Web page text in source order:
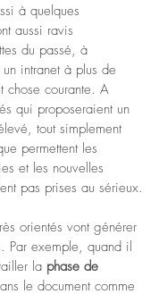
à quelques
aussi ravis
du passé, à
intranet à plus de
courante. A
qui proposeraient un
tout simplement
permettent les
et les nouvelles
pas prises au sérieux.
orientés vont générer
Par exemple, quand il
la phase de
le document comme